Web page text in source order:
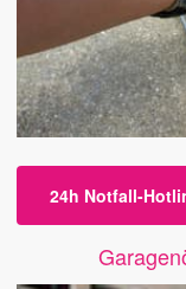
24h Notfall-